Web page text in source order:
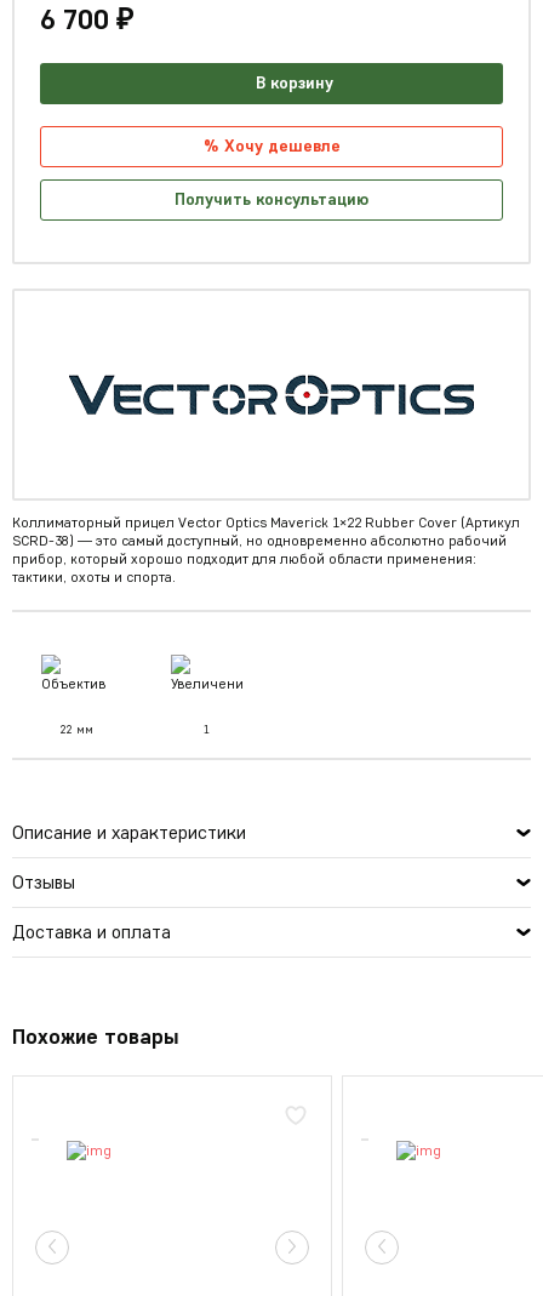
Описание и характеристики
Отзывы
Доставка и оплата
6 700 ₽
В корзину
% Хочу дешевле
Получить консультацию
Коллиматорный прицел Vector Оptics Maverick 1×22 Rubber Cover (Артикул
SCRD-38) — это самый доступный, но одновременно абсолютно рабочий
прибор, который хорошо подходит для любой области применения:
тактики, охоты и спорта.
22 мм 1
Похожие товары